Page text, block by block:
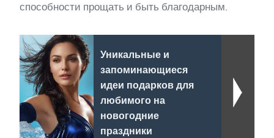
способности прощать и быть благодарным.
Уникальные и
запоминающиеся
идеи подарков для
любимого на
новогодние
праздники